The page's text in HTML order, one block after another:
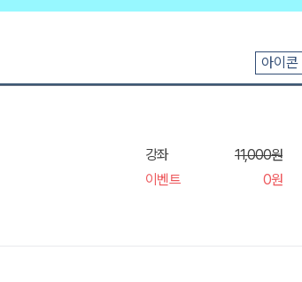
아이콘
강좌
11,000원
이벤트
0원